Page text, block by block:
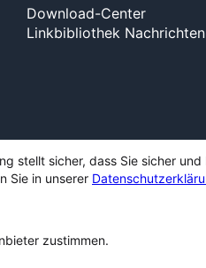
Download-Center
Linkbibliothek Nachrichten
stellt sicher, dass Sie sicher
Sie in unserer
zustimmen.